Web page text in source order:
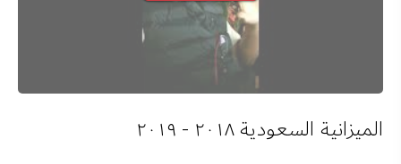
الميزانية السعودية ٢٠١٨ - ٢٠١٩